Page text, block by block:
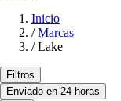
Inicio
/ Marcas
/ Lake
Filtros
Enviado en 24 horas